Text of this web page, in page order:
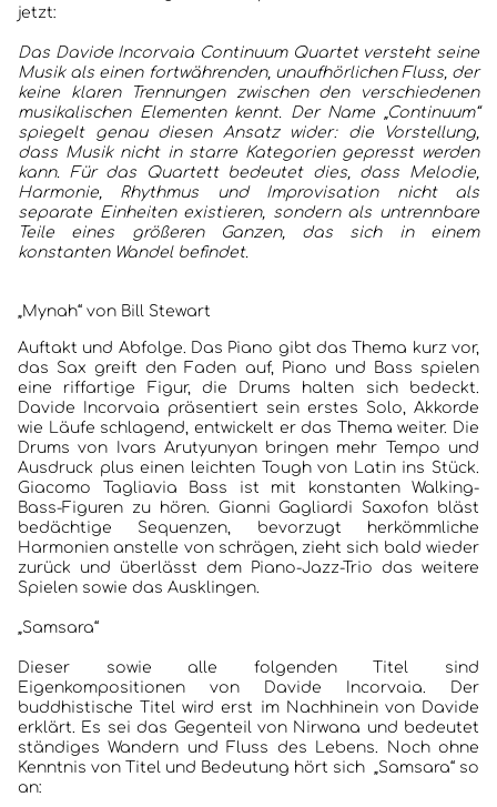
jetzt:
Das Davide Incorvaia Continuum Quartet versteht seine
Musik als einen fortwährenden, unaufhörlichen Fluss, der
keine klaren Trennungen zwischen den verschiedenen
musikalischen Elementen kennt. Der Name „Continuum“
spiegelt genau diesen Ansatz wider: die Vorstellung,
dass Musik nicht in starre Kategorien gepresst werden
kann. Für das Quartett bedeutet dies, dass Melodie,
Harmonie, Rhythmus und Improvisation nicht als
separate Einheiten existieren, sondern als untrennbare
Teile eines größeren Ganzen, das sich in einem
konstanten Wandel befindet.
„Mynah“ von Bill Stewart
Auftakt und Abfolge. Das Piano gibt das Thema kurz vor,
das Sax greift den Faden auf, Piano und Bass spielen
eine riffartige Figur, die Drums halten sich bedeckt.
Davide Incorvaia präsentiert sein erstes Solo, Akkorde
wie Läufe schlagend, entwickelt er das Thema weiter. Die
Drums von Ivars Arutyunyan bringen mehr Tempo und
Ausdruck plus einen leichten Tough von Latin ins Stück.
Giacomo Tagliavia Bass ist mit konstanten Walking-
Bass-Figuren zu hören. Gianni Gagliardi Saxofon bläst
bedächtige Sequenzen, bevorzugt herkömmliche
Harmonien anstelle von schrägen, zieht sich bald wieder
zurück und überlässt dem Piano-Jazz-Trio das weitere
Spielen sowie das Ausklingen.
„Samsara“
Dieser sowie alle folgenden Titel sind
Eigenkompositionen von Davide Incorvaia. Der
buddhistische Titel wird erst im Nachhinein von Davide
erklärt. Es sei das Gegenteil von Nirwana und bedeutet
ständiges Wandern und Fluss des Lebens. Noch ohne
Kenntnis von Titel und Bedeutung hört sich „Samsara“ so
an: